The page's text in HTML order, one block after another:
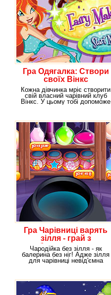
Гра Одягалка: Створи
своїх Вінкс
Кожна дівчинка мріє створити
свій власний чарівний клуб
Вінкс. У цьому тобі допоможе
Гра Чарівниці варять
зілля - грай з
улюбленими героями
онлайн!!
Чародійка без зілля - як
балерина без ніг! Адже зілля
для чарівниці невід'ємна